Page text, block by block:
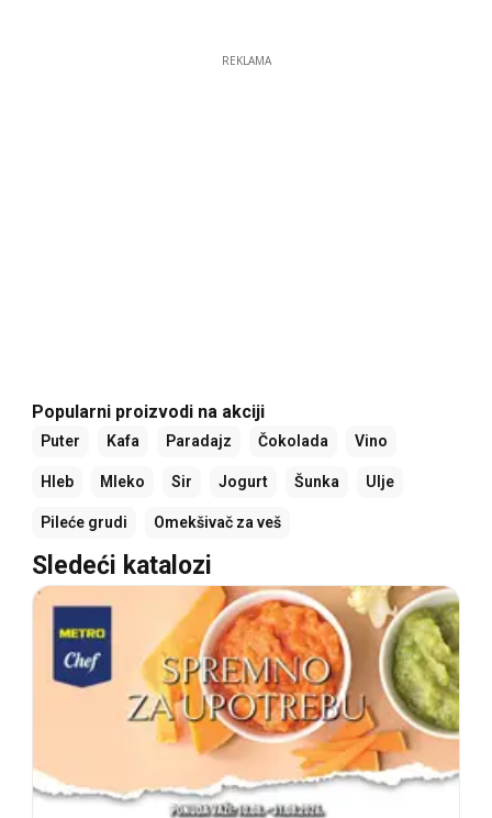
REKLAMA
Popularni proizvodi na akciji
Puter Kafa Paradajz Čokolada Vino
Hleb Mleko Sir Jogurt Šunka Ulje
Pileće grudi Omekšivač za veš
Sledeći katalozi